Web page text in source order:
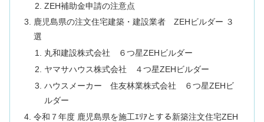
ZEH補助金申請の注意点
鹿児島県の注文住宅建築・建設業者 ZEHビルダー ３
選
丸和建設株式会社 ６つ星ZEHビルダー
ヤマサハウス株式会社 ４つ星ZEHビルダー
ハウスメーカー 住友林業株式会社 ６つ星ZEHビ
ルダー
令和７年度 鹿児島県を施工ｴﾘｱとする新築注文住宅ZEH